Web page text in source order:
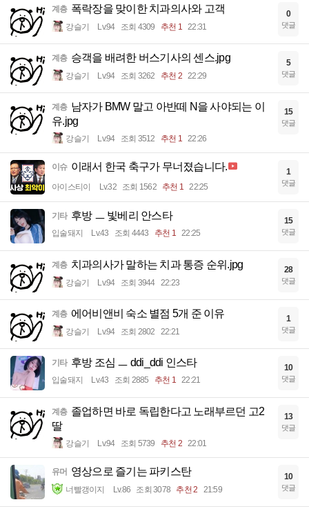
계층 폭락장을 맞이한 치과의사와 고객
강슬기 Lv.94 조회 4309 추천 1 22:31
0
댓글
계층 승객을 배려한 버스기사의 센스.jpg
강슬기 Lv.94 조회 3262 추천 2 22:29
5
댓글
계층 남자가 BMW 말고 아반떼 N을 사야되는 이
유.jpg
강슬기 Lv.94 조회 3512 추천 1 22:26
15
댓글
이슈 이래서 한국 축구가 무너졌습니다.
아이스티이 Lv.32 조회 1562 추천 1 22:25
1
댓글
기타 후방 ㅡ 빛베리 안스타
입술돼지 Lv.43 조회 4443 추천 1 22:25
15
댓글
계층 치과의사가 말하는 치과 통증 순위.jpg
강슬기 Lv.94 조회 3944 22:23
28
댓글
계층 에어비앤비 숙소 별점 5개 준 이유
강슬기 Lv.94 조회 2802 22:21
1
댓글
기타 후방 조심 ㅡ ddi_ddi 인스타
입술돼지 Lv.43 조회 2885 추천 1 22:21
10
댓글
계층 졸업하면 바로 독립한다고 노래부르던 고2
딸
강슬기 Lv.94 조회 5739 추천 2 22:01
13
댓글
유머 영상으로 즐기는 파키스탄
너빨갱이지 Lv.86 조회 3078 추천 2 21:59
10
댓글